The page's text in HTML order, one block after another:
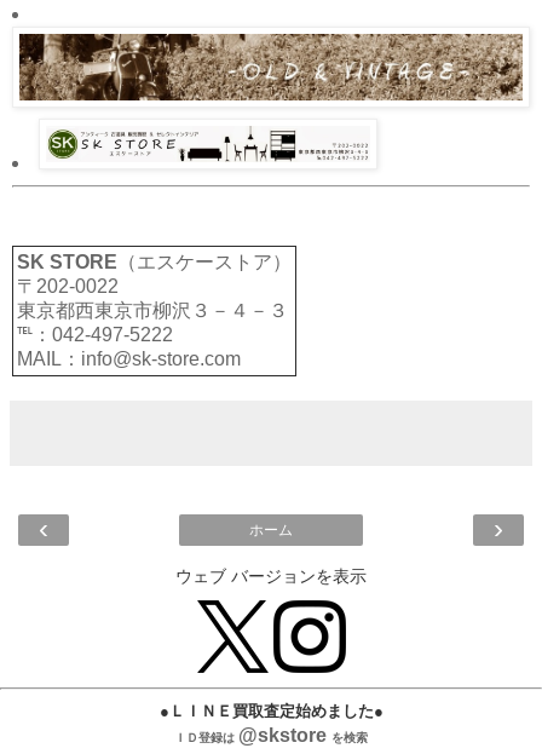
SK STORE （エスケーストア）
〒202-0022
東京都西東京市柳沢３－４－３
℡：042-497-5222
MAIL：info@sk-store.com
‹ ›
ホーム
ウェブ バージョンを表示
●ＬＩＮＥ買取査定始めました●
ＩＤ登録は @skstore を検索